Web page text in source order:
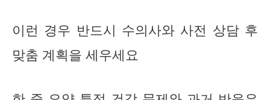
이런 경우 반드시 수의사와 사전 상담 후
맞춤 계획을 세우세요